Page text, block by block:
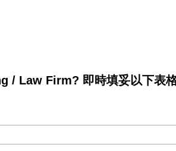
/ Law Firm? 即時填妥以下表